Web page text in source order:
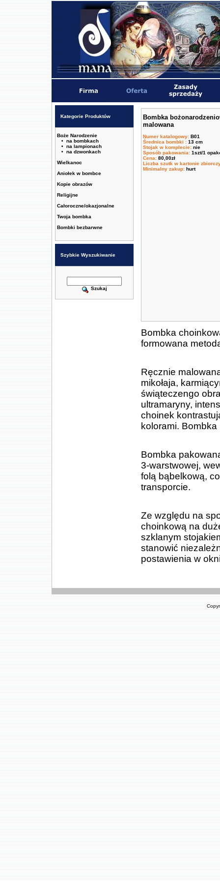
Kategorie Produktów
Boże Narodzenie
• na bombkach
• na lampionach
• na dzwonkach
Wielkanoc
Aniołek w bombce
Kopie obrazów
Religijne
Całoroczne/okazjonalne
Twoja bombka
Bombki bezbarwne
Szybkie Wyszukiwanie
Szukaj
Bombka
malowana
Numer katalogowy: B01
Średnica bombki : 13 cm
Stojak w komplecie: nie
Sposób pakowania: 1szt/1
Cena: 80,00zł
Liczba szutk w kartonie
Minimalny zakup: hurt
Bombka
formowana
Ręcznie
mikołaja,
świąteczengo
ultramaryny,
choinek
kolorami.
Bombka
3-warstwowej,
folą bąbelkową,
transporcie.
Ze względu na
choinkową na
szklanym
stanowić
postawienia w